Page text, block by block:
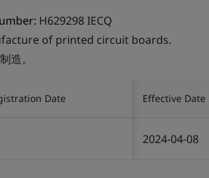
H629298 IECQ
of printed circuit boards.
造。
Date Effective Date
2024-04-08